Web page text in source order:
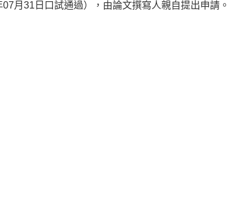
07月 31 日口試通過），由論文撰寫人親自提出申請。